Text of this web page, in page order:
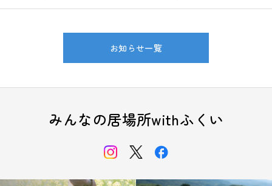
お知らせ一覧
みんなの居場所withふくい